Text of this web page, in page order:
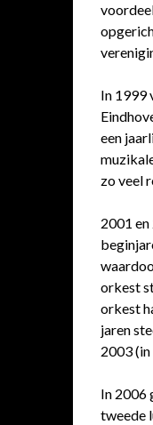
In 1999
een
zo veel
2001 en
orkest
orkest
jaren
2003
In 2006
tweede